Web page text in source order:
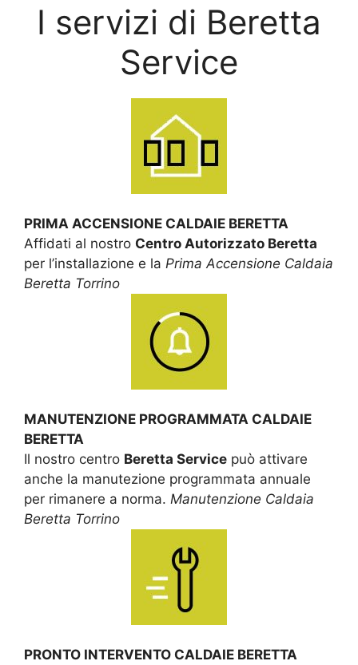
I servizi di Beretta
Service
PRIMA ACCENSIONE CALDAIE BERETTA
Affidati al nostro Centro Autorizzato Beretta
per l’installazione e la Prima Accensione Caldaia
Beretta Torrino
MANUTENZIONE PROGRAMMATA CALDAIE
BERETTA
Il nostro centro Beretta Service può attivare
anche la manutezione programmata annuale
per rimanere a norma. Manutenzione Caldaia
Beretta Torrino
PRONTO INTERVENTO CALDAIE BERETTA